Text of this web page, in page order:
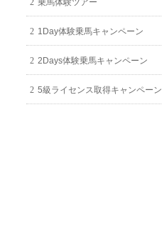
乗馬体験ツアー
1Day体験乗馬キャンペーン
2Days体験乗馬キャンペーン
5級ライセンス取得キャンペーン